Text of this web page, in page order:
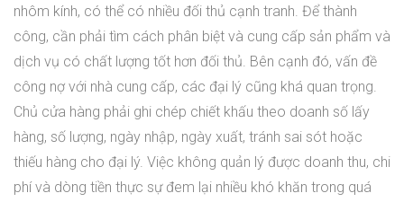
nhôm kính, có thể có nhiều đối thủ cạnh tranh. Để thành
công, cần phải tìm cách phân biệt và cung cấp sản phẩm và
dịch vụ có chất lượng tốt hơn đối thủ. Bên cạnh đó, vấn đề
công nợ với nhà cung cấp, các đại lý cũng khá quan trọng.
Chủ cửa hàng phải ghi chép chiết khấu theo doanh số lấy
hàng, số lượng, ngày nhập, ngày xuất, tránh sai sót hoặc
thiếu hàng cho đại lý. Việc không quản lý được doanh thu, chi
phí và dòng tiền thực sự đem lại nhiều khó khăn trong quá